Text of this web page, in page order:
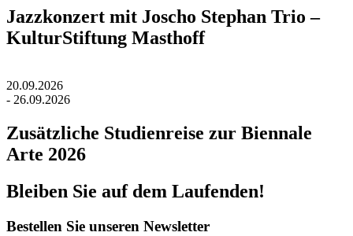
Jazzkonzert mit Joscho Stephan Trio –
KulturStiftung Masthoff
20.09.2026
- 26.09.2026
Zusätzliche Studienreise zur Biennale
Arte 2026
Bleiben Sie auf dem Laufenden!
Bestellen Sie unseren Newsletter